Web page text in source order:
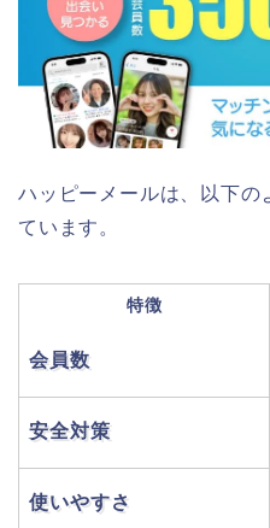
ハッピーメールは、以下の
ています。
特徴
会員数
安全対策
使いやすさ